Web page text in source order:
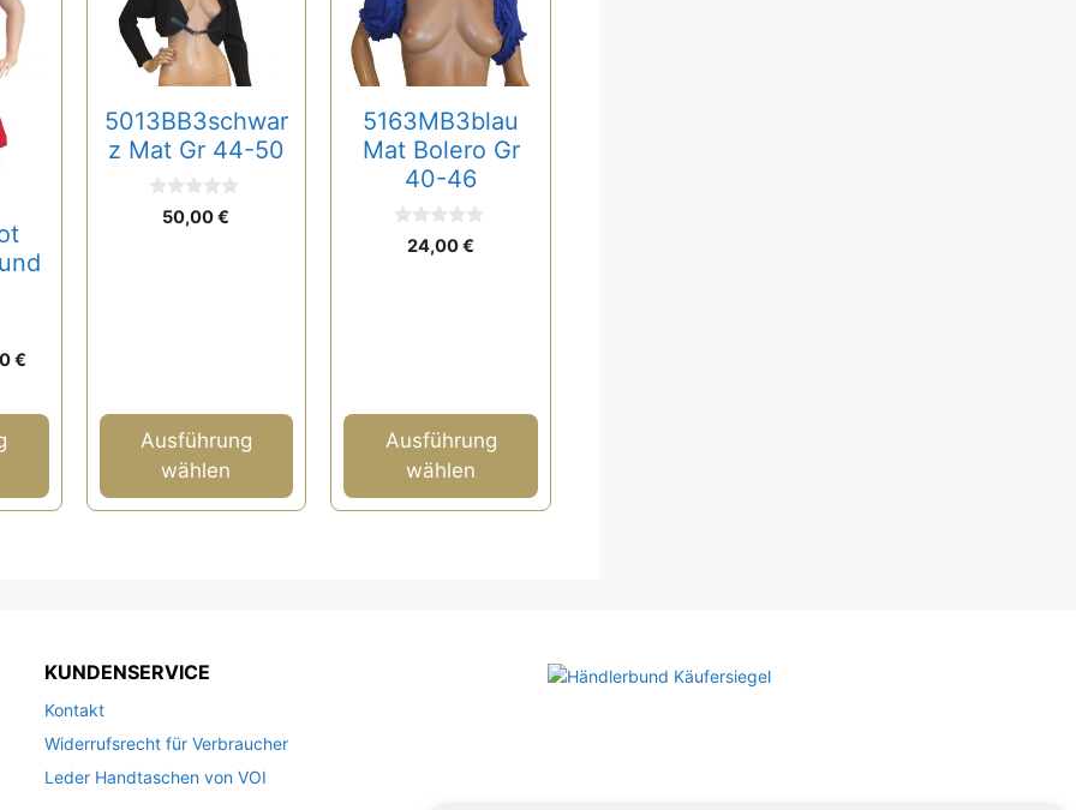
€
ist:
5013BB3schwar
z Mat Gr 44-50
50,00€
Ausführung
wählen
weist
mehrere
Varianten
Die
Optionen
können
5163MB3blau
Mat Bolero Gr
40-46
24,00€
Ausführung
wählen
weist
mehrere
Varianten
Die
Optionen
KUNDENSERVICE
Kontakt
Widerrufsrecht für Verbraucher
Leder Handtaschen von VOI